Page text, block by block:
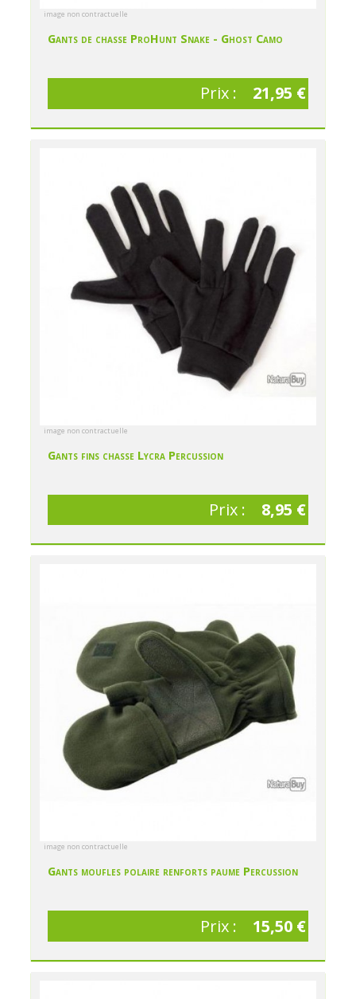
image non contractuelle
Gants de chasse ProHunt Snake - Ghost Camo
Prix : 21,95 €
image non contractuelle
Gants fins chasse Lycra Percussion
Prix : 8,95 €
image non contractuelle
Gants moufles polaire renforts paume Percussion
Prix : 15,50 €